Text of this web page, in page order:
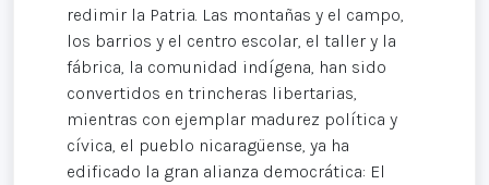
redimir la Patria. Las montañas y el campo,
los barrios y el centro escolar, el taller y la
fábrica, la comunidad indígena, han sido
convertidos en trincheras libertarias,
mientras con ejemplar madurez política y
cívica, el pueblo nicaragüense, ya ha
edificado la gran alianza democrática: El